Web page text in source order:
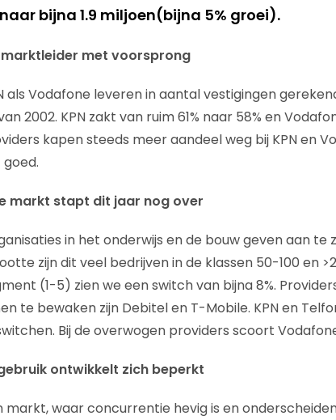
bijna 1.9 miljoen(bijna 5% groei).
marktleider met voorsprong
als Vodafone leveren in aantal vestigingen
2002. KPN zakt van ruim 61% naar 58% en
kapen steeds meer aandeel weg bij KPN en
markt stapt dit jaar nog over
in het onderwijs en de bouw geven aan te
zijn dit veel bedrijven in de klassen 50-100 en
(1-5) zien we een switch van bijna 8%.
te bewaken zijn Debitel en T-Mobile. KPN en
Bij de overwogen providers scoort
ontwikkelt zich beperkt
markt, waar concurrentie hevig is en